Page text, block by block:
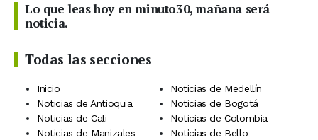
Lo que leas hoy en minuto30, mañana será
noticia.
Todas las secciones
Inicio
Noticias de Medellín
Noticias de Antioquia
Noticias de Bogotá
Noticias de Cali
Noticias de Colombia
Noticias de Manizales
Noticias de Bello